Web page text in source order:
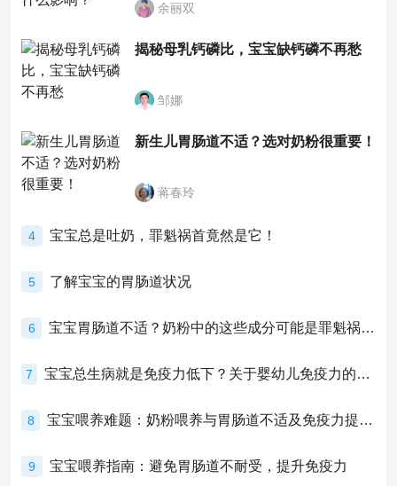
余丽双
揭秘母乳钙磷比，宝宝缺钙磷不再愁
邹娜
新生儿胃肠道不适？选对奶粉很重要！
蒋春玲
4 宝宝总是吐奶，罪魁祸首竟然是它！
5 了解宝宝的胃肠道状况
6 宝宝胃肠道不适？奶粉中的这些成分可能是罪魁祸首！
7 宝宝总生病就是免疫力低下？关于婴幼儿免疫力的真相，家长必须了解！
8 宝宝喂养难题：奶粉喂养与胃肠道不适及免疫力提升的奥秘
9 宝宝喂养指南：避免胃肠道不耐受，提升免疫力